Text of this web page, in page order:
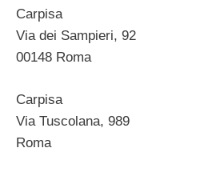
Carpisa
Via dei Sampieri, 92
00148 Roma
Carpisa
Via Tuscolana, 989
Roma